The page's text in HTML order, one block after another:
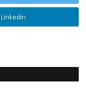
Linkedin